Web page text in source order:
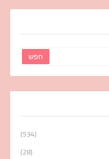
(534)
(28)